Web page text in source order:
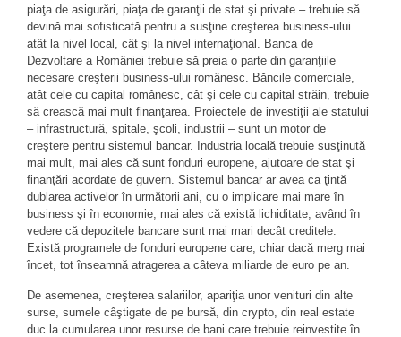
piaţa de asigurări, piaţa de garanţii de stat şi private – trebuie să
devină mai sofisticată pentru a susţine creşterea business-ului
atât la nivel local, cât şi la nivel internaţional. Banca de
Dezvoltare a României trebuie să preia o parte din garanţiile
necesare creşterii business-ului românesc. Băncile comerciale,
atât cele cu capital românesc, cât şi cele cu capital străin, trebuie
să crească mai mult finanţarea. Proiectele de investiţii ale statului
– infrastructură, spitale, şcoli, industrii – sunt un motor de
creştere pentru sistemul bancar. Industria locală trebuie susţinută
mai mult, mai ales că sunt fonduri europene, ajutoare de stat şi
finanţări acordate de guvern. Sistemul bancar ar avea ca ţintă
dublarea activelor în următorii ani, cu o implicare mai mare în
business şi în economie, mai ales că există lichiditate, având în
vedere că depozitele bancare sunt mai mari decât creditele.
Există programele de fonduri europene care, chiar dacă merg mai
încet, tot înseamnă atragerea a câteva miliarde de euro pe an.
De asemenea, creşterea salariilor, apariţia unor venituri din alte
surse, sumele câştigate de pe bursă, din crypto, din real estate
duc la cumularea unor resurse de bani care trebuie reinvestite în